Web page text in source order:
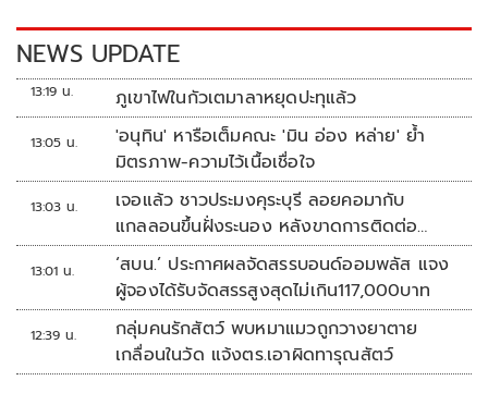
k k
NEWS UPDATE
13:19 น. ภูเขาไฟในกัวเตมาลาหยุดปะทุแล้ว
13:05 น.
'อนุทิน' หารือเต็มคณะ 'มิน อ่อง หล่าย' ย้ำ
มิตรภาพ-ความไว้เนื้อเชื่อใจ
13:03 น.
เจอแล้ว ชาวประมงคุระบุรี ลอยคอมากับ
แกลลอนขึ้นฝั่งระนอง หลังขาดการติดต่อ
หลายวัน
13:01 น.
‘สบน.’ ประกาศผลจัดสรรบอนด์ออมพลัส แจง
ผู้จองได้รับจัดสรรสูงสุดไม่เกิน117,000บาท
12:39 น.
กลุ่มคนรักสัตว์ พบหมาแมวถูกวางยาตาย
เกลื่อนในวัด แจ้งตร.เอาผิดทารุณสัตว์